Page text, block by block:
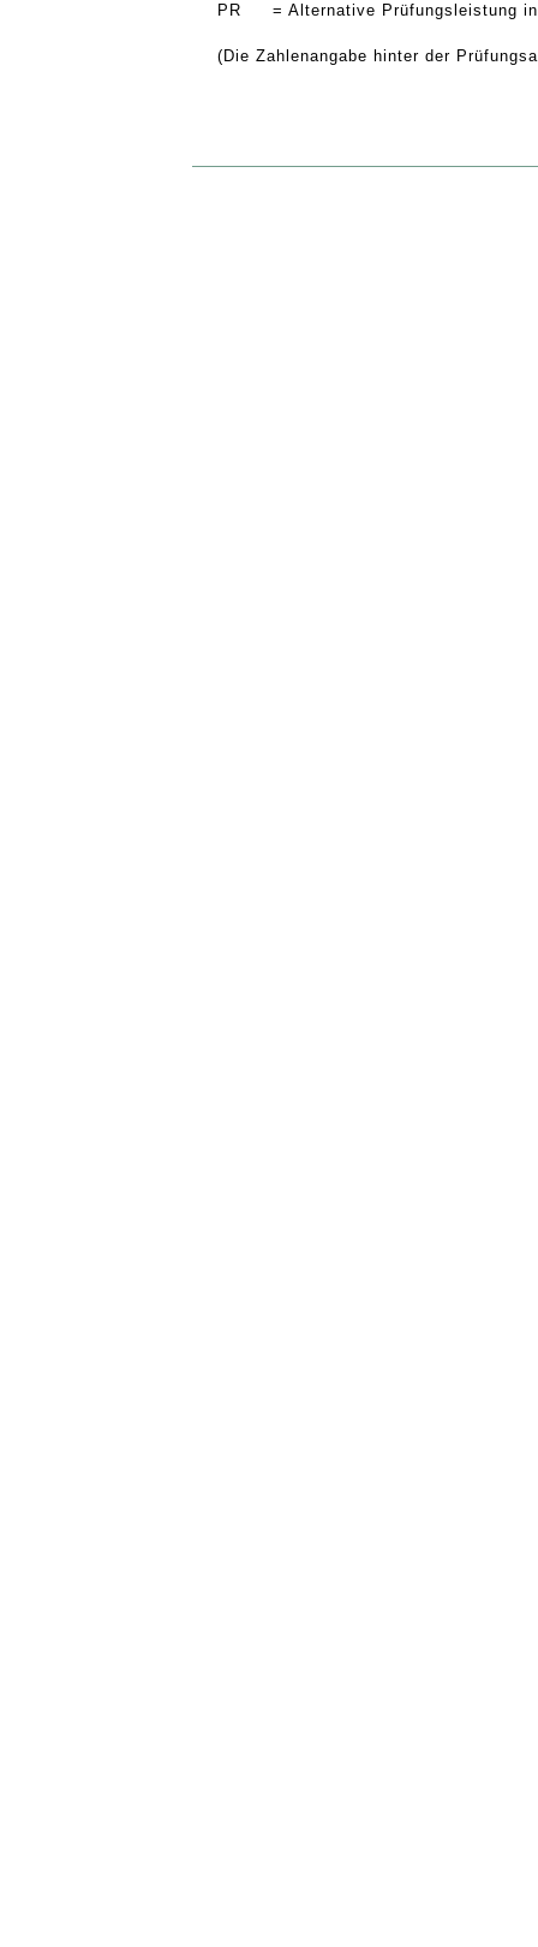
PR
= Alternative Prüfungsleistung
(Die Zahlenangabe hinter der